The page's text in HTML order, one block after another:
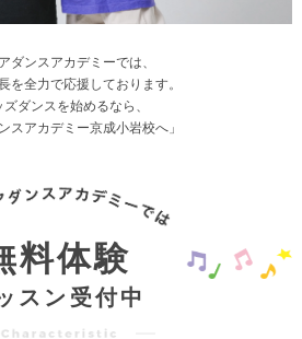
ダンスアカデミーでは、
を全力で応援しております。
ズダンスを始めるなら、
スアカデミー京成小岩校へ」
料体験
スン受付中